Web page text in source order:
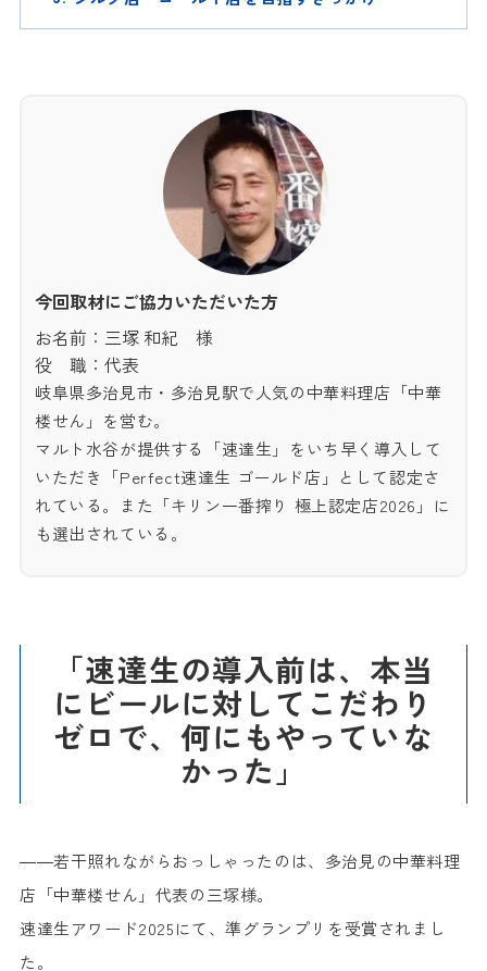
今回取材にご協力いただいた方
お名前：三塚 和紀 様
役 職：代表
岐阜県多治見市・多治見駅で人気の中華料理店「中華
楼せん」を営む。
マルト水谷が提供する「速達生」をいち早く導入して
いただき「Perfect速達生 ゴールド店」として認定さ
れている。また「キリン一番搾り 極上認定店2026」に
も選出されている。
「速達生の導入前は、本当
にビールに対してこだわり
ゼロで、何にもやっていな
かった 」
――若干照れながらおっしゃったのは、多治見の中華料理
店「中華楼せん」代表の三塚様。
速達生アワード2025にて、準グランプリを受賞されまし
た。